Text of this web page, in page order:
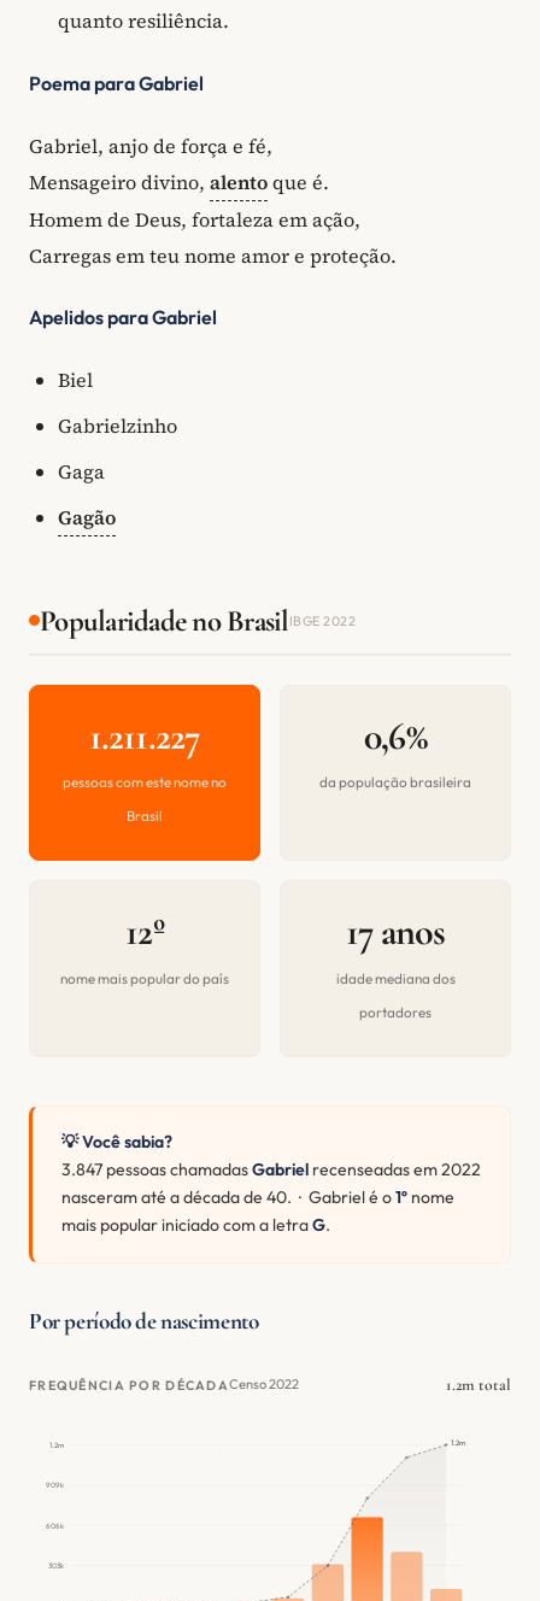
quanto resiliência.
Poema para Gabriel
Gabriel, anjo de força e fé,
Mensageiro divino, alentoque é.
Homem de Deus, fortaleza em ação,
Carregas em teu nome amor e proteção.
Apelidos para Gabriel
Biel
Gabrielzinho
Gaga
Gagão
Popularidade no BrasilIBGE 2022
1.211.227
pessoas com este nome no
Brasil
0,6%
da população brasileira
12º
nome mais popular do país
17 anos
idade mediana dos
portadores
💡 Você sabia?
3.847 pessoas chamadasGabriel recenseadas em 2022
nasceram até a década de 40. · Gabriel é o1º nome
mais popular iniciado com a letraG.
Por período de nascimento
FREQUÊNCIA POR DÉCADACenso 2022 1.2m total
303k
606k
909k
1.2m 1.2m